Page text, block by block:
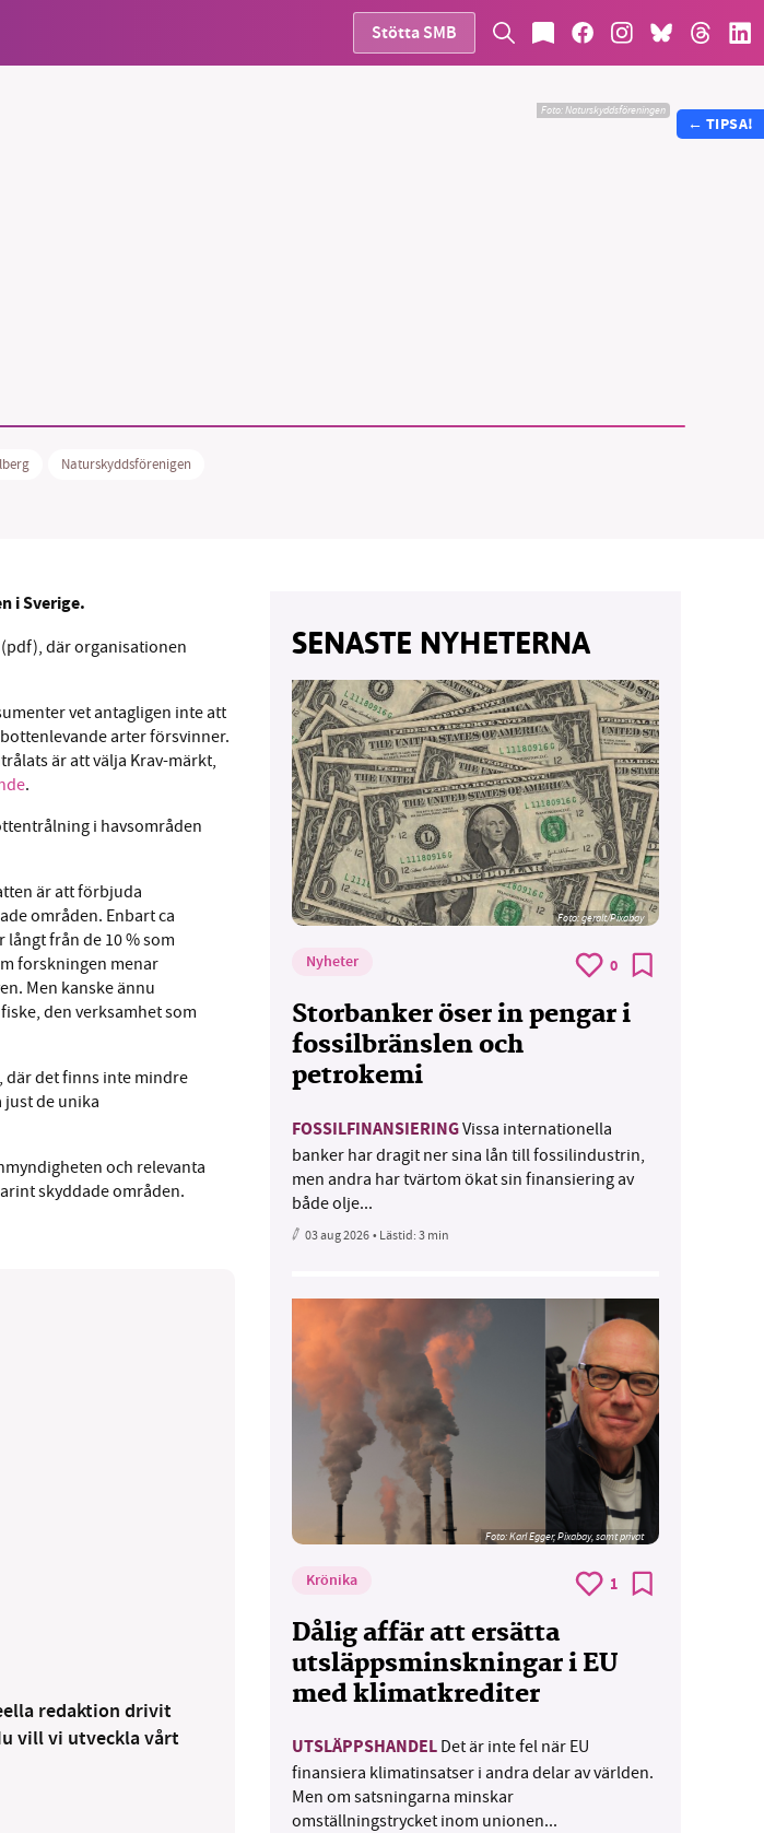
Stötta SMB
Foto:Naturskyddsföreningen
Naturskyddsförenigen
i Sverige.
(pdf), där organisationen
vet antagligen inte att
arter försvinner.
är att välja Krav-märkt,
.
i havsområden
är att förbjuda
områden. Enbart ca
från de 10 % som
forskningen menar
Men kanske ännu
den verksamhet som
där det finns inte mindre
de unika
och relevanta
skyddade områden.
redaktion drivit
vill vi utveckla vårt
SENASTE NYHETERNA
Foto:geralt/Pixabay
Nyheter 0
Storbanker öser in pengar i
fossilbränslen och
petrokemi
FOSSILFINANSIERINGVissa internationella
banker har dragit ner sina lån till fossilindustrin,
men andra har tvärtom ökat sin finansiering av
både olje...
03 aug 2026• Lästid:3 min
Foto:Karl Egger, Pixabay, samt privat
Krönika 1
Dålig affär att ersätta
utsläppsminskningar i EU
med klimatkrediter
UTSLÄPPSHANDEL Det är inte fel när EU
finansiera klimatinsatser i andra delar av världen.
Men om satsningarna minskar
omställningstrycket inom unionen...
← TIPSA!
Sedan starten 2010 har vår
framåt genom
Nu vill vi utveckla vårt arbete –
du vill hjälpa oss.
att swisha en slant till